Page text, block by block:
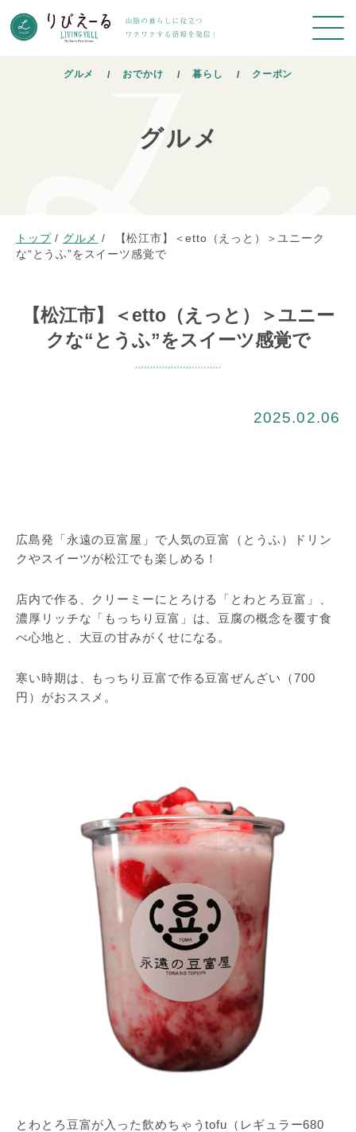
グルメ おでかけ 暮らし クーポン
グルメ
トップ / グルメ /
【松江市】＜etto（えっと）＞ユニーク
な“とうふ”をスイーツ感覚で
【松江市】＜etto（えっと）＞ユニー
クな“とうふ”をスイーツ感覚で
2025.02.06
広島発「永遠の豆富屋」で人気の豆富（とうふ）ドリン
クやスイーツが松江でも楽しめる！
店内で作る、クリーミーにとろける「とわとろ豆富」、
濃厚リッチな「もっちり豆富」は、豆腐の概念を覆す食
べ心地と、大豆の甘みがくせになる。
寒い時期は、もっちり豆富で作る豆富ぜんざい（700
円）がおススメ。
とわとろ豆富が入った飲めちゃうtofu（レギュラー680